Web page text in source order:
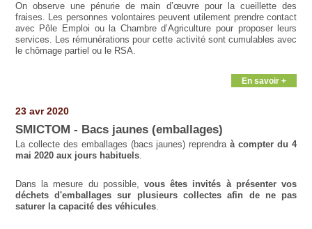
On observe une pénurie de main d’œuvre pour la cueillette des
fraises. Les personnes volontaires peuvent utilement prendre contact
avec Pôle Emploi ou la Chambre d’Agriculture pour proposer leurs
services. Les rémunérations pour cette activité sont cumulables avec
le chômage partiel ou le RSA.
En savoir +
23 avr 2020
SMICTOM - Bacs jaunes (emballages)
La collecte des emballages (bacs jaunes) reprendraà compter du 4
mai 2020 aux jours habituels.
Dans la mesure du possible, vous êtes invités à présenter vos
déchets d'emballages sur plusieurs collectes afin de ne pas
saturer la capacité des véhicules.